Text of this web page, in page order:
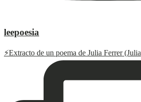
leepoesia
⚡️Extracto de un poema de Julia Ferrer (Julia